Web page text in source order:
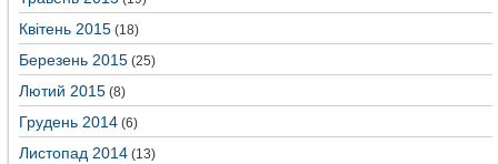
Квітень 2015 (18)
Березень 2015 (25)
Лютий 2015 (8)
Грудень 2014 (6)
Листопад 2014 (13)